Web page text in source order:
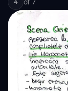
4